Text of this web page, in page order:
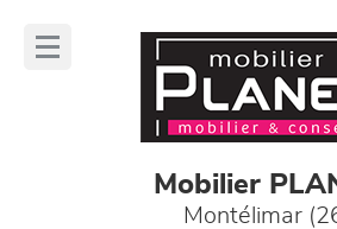
Mobilier
Montélimar